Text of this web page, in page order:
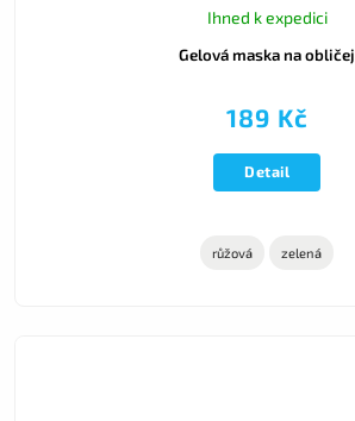
Gelová maska na obličej
Ihned k expedici
189 Kč
Detail
růžová zelená